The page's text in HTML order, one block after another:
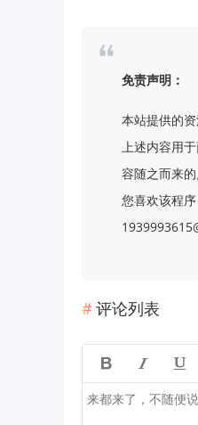
免责声明：
本站提供的
上述内容用
容随之而来
您喜欢该程
评论列表
  